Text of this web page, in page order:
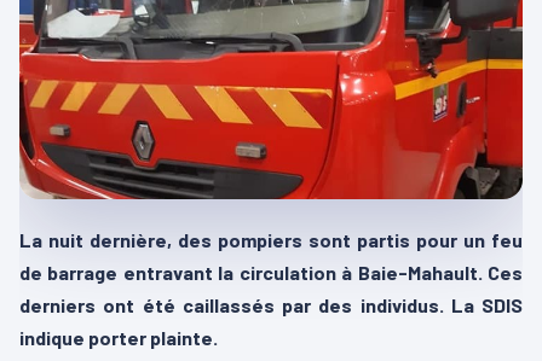
La nuit dernière, des pompiers sont partis pour un feu
de barrage entravant la circulation à Baie-Mahault. Ces
derniers ont été caillassés par des individus. La SDIS
indique porter plainte.